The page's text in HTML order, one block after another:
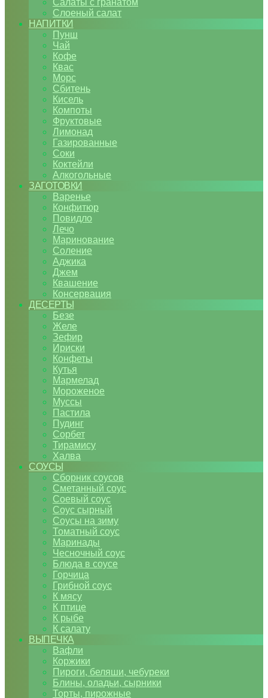
Салаты с гранатом
Слоеный салат
НАПИТКИ
Пунш
Чай
Кофе
Квас
Морс
Сбитень
Кисель
Компоты
Фруктовые
Лимонад
Газированные
Соки
Коктейли
Алкогольные
ЗАГОТОВКИ
Варенье
Конфитюр
Повидло
Лечо
Маринование
Соление
Аджика
Джем
Квашение
Консервация
ДЕСЕРТЫ
Безе
Желе
Зефир
Ириски
Конфеты
Кутья
Мармелад
Мороженое
Муссы
Пастила
Пудинг
Сорбет
Тирамису
Халва
СОУСЫ
Сборник соусов
Сметанный соус
Соевый соус
Соус сырный
Соусы на зиму
Томатный соус
Маринады
Чесночный соус
Блюда в соусе
Горчица
Грибной соус
К мясу
К птице
К рыбе
К салату
ВЫПЕЧКА
Вафли
Коржики
Пироги, беляши, чебуреки
Блины, оладьи, сырники
Торты, пирожные